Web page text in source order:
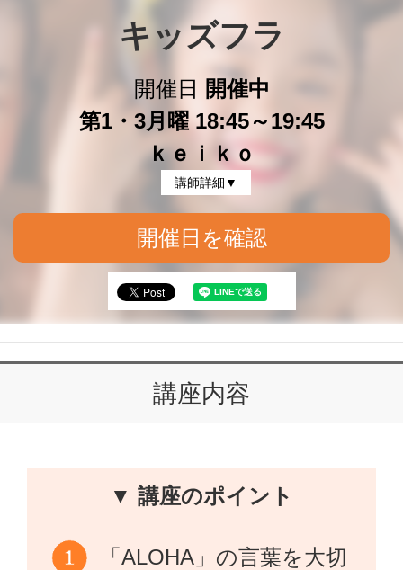
キッズフラ
開催日
開催中
第1・3月曜 18:45～19:45
ｋｅｉｋｏ
講師詳細▼
開催日を確認
講座内容
▼ 講座のポイント
「ALOHA」の言葉を大切